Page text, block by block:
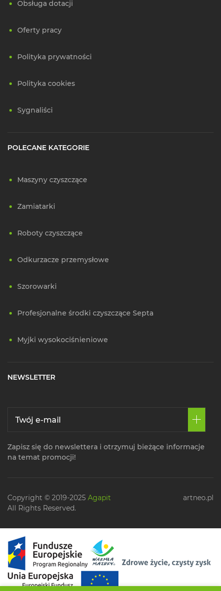
Obsługa dotacji
Oferty pracy
Polityka prywatności
Polityka cookies
Sygnaliści
POLECANE KATEGORIE
Maszyny czyszczące
Zamiatarki
Roboty czyszczące
Odkurzacze przemysłowe
Szorowarki
Profesjonalne środki czyszczące Septa
Myjki wysokociśnieniowe
NEWSLETTER
Zapisz się do newslettera i otrzymuj bieżące informacje
na temat promocji!
Copyright © 2019-2025 Agapit
All Rights Reserved.
artneo.pl